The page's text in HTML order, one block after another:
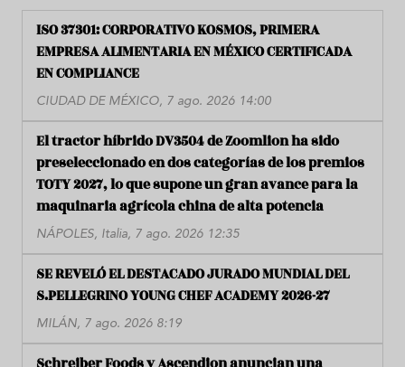
ISO 37301: CORPORATIVO KOSMOS, PRIMERA
EMPRESA ALIMENTARIA EN MÉXICO CERTIFICADA
EN COMPLIANCE
CIUDAD DE MÉXICO, 7 ago. 2026 14:00
El tractor híbrido DV3504 de Zoomlion ha sido
preseleccionado en dos categorías de los premios
TOTY 2027, lo que supone un gran avance para la
maquinaria agrícola china de alta potencia
NÁPOLES, Italia, 7 ago. 2026 12:35
SE REVELÓ EL DESTACADO JURADO MUNDIAL DEL
S.PELLEGRINO YOUNG CHEF ACADEMY 2026-27
MILÁN, 7 ago. 2026 8:19